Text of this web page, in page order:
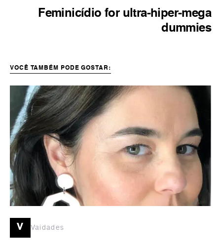
Feminicídio for ultra-hiper-mega
dummies
VOCÊ TAMBÉM PODE GOSTAR:
v Vaidades